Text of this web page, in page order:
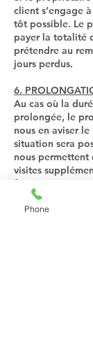
client s’engage
tôt possible. Le
payer la totalité
prétendre au
jours perdus.
6.
Au cas où la
prolongée, le
nous en aviser
situation sera
nous permettent
visites
facturées en
7. ANNULATION
Phone